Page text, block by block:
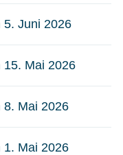
5. Juni 2026
15. Mai 2026
8. Mai 2026
1. Mai 2026